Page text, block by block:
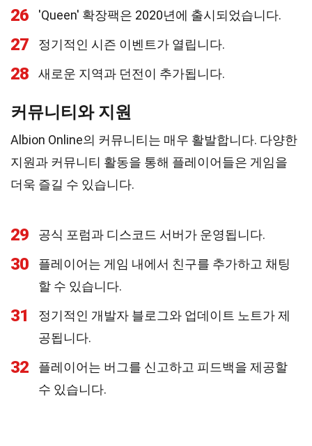
26 'Queen' 확장팩은 2020년에 출시되었습니다.
27 정기적인 시즌 이벤트가 열립니다.
28 새로운 지역과 던전이 추가됩니다.
커뮤니티와 지원
Albion Online의 커뮤니티는 매우 활발합니다. 다양한
지원과 커뮤니티 활동을 통해 플레이어들은 게임을
더욱 즐길 수 있습니다.
29 공식 포럼과 디스코드 서버가 운영됩니다.
30
플레이어는 게임 내에서 친구를 추가하고 채팅
할 수 있습니다.
31
정기적인 개발자 블로그와 업데이트 노트가 제
공됩니다.
32
플레이어는 버그를 신고하고 피드백을 제공할
수 있습니다.